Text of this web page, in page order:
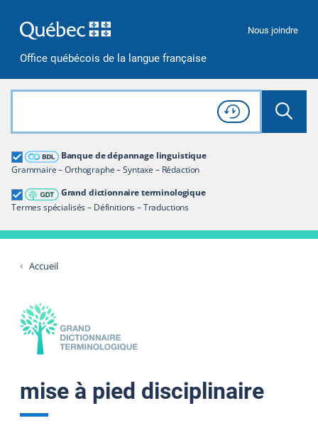
Office québécois de la langue française
Nous joindre
Rechercher dans tout le site
Lancer
Consulter l'
Historique
de recherche
Banque de dépannage linguistique
Grammaire – Orthographe – Syntaxe – Rédaction
Grand dictionnaire terminologique
Termes spécialisés – Définitions – Traductions
Grand dictionnaire terminologique
Restreindre aux termes
Accueil
mise à pied disciplinaire